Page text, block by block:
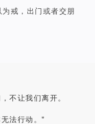
戒，出门或者交朋
不让我们离开。
法行动。”